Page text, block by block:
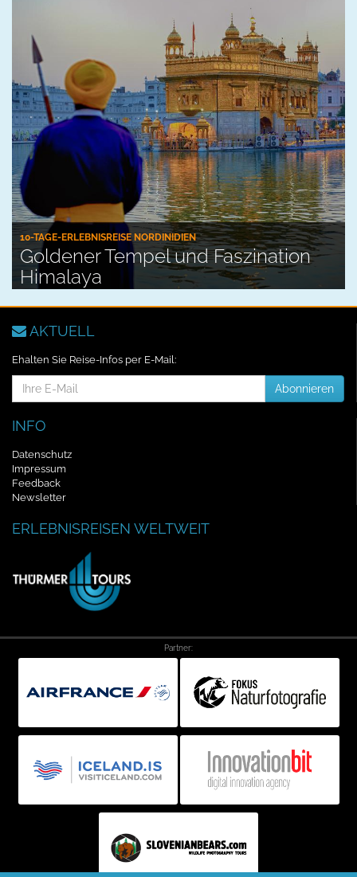
10-TAGE-ERLEBNISREISE NORDINIDIEN
Goldener Tempel und Faszination
Himalaya
AKTUELL
Ehalten Sie Reise-Infos per E-Mail:
Mail-
Abonnieren
INFO
Datenschutz
Impressum
Feedback
Newsletter
ERLEBNISREISEN WELTWEIT
Partner: